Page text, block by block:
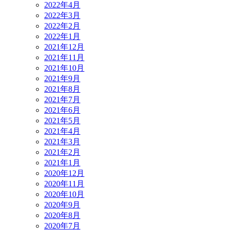
2022年4月
2022年3月
2022年2月
2022年1月
2021年12月
2021年11月
2021年10月
2021年9月
2021年8月
2021年7月
2021年6月
2021年5月
2021年4月
2021年3月
2021年2月
2021年1月
2020年12月
2020年11月
2020年10月
2020年9月
2020年8月
2020年7月